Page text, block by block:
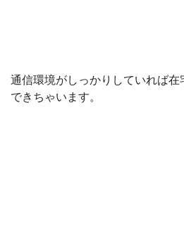
通信環境がしっかりしていれば
できちゃいます。